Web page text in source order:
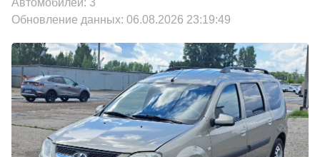
Автомобилей: 3
Обновление данных: 06.08.2026 23:19:49